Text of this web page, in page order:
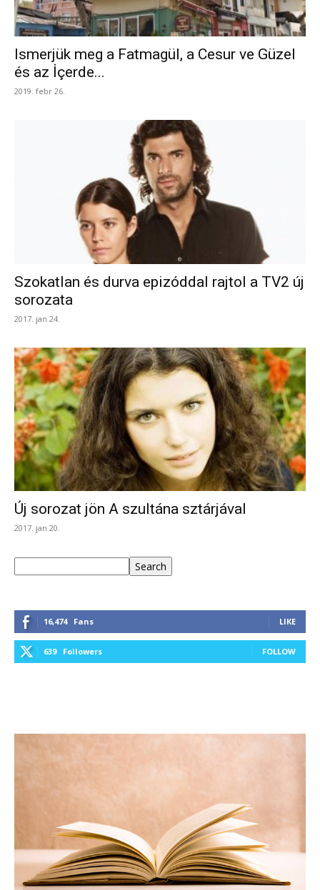
Ismerjük meg a Fatmagül, a Cesur ve Güzel
és az İçerde...
2019. febr 26.
Szokatlan és durva epizóddal rajtol a TV2 új
sorozata
2017. jan 24.
Új sorozat jön A szultána sztárjával
2017. jan 20.
Search
16,474 Fans LIKE
639 Followers FOLLOW